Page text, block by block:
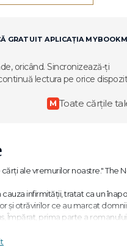
GRATUIT APLICAȚIA
oricând. Sincronizează-ți
lectura pe orice
M Toate cărțile
cărți ale vremurilor noastre." The
infirmității, tratat ca un
și otrăvirilor ce au marcat
Împărat, prima parte a